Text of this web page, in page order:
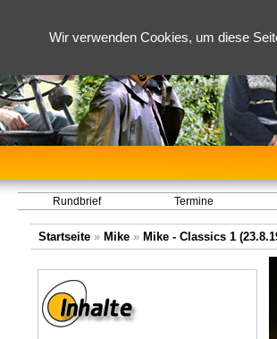
Wir verwenden Cookies, um diese
Rundbrief Termine
Startseite » Mike » Mike - Classics 1